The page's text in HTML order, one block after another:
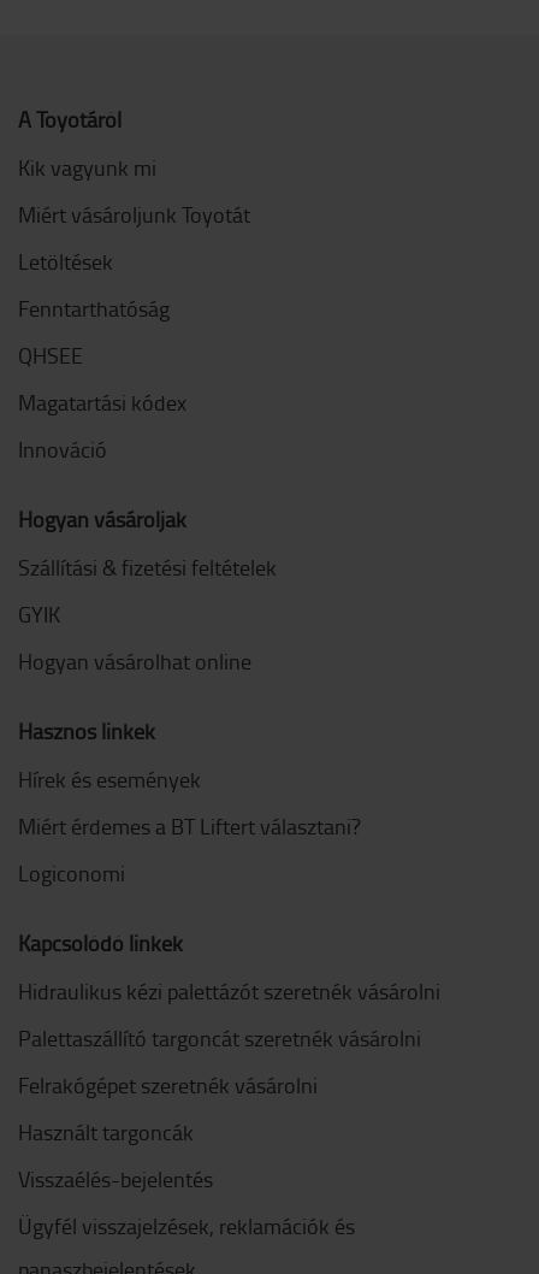
A Toyotáról
Kik vagyunk mi
Miért vásároljunk Toyotát
Letöltések
Fenntarthatóság
QHSEE
Magatartási kódex
Innováció
Hogyan vásároljak
Szállítási & fizetési feltételek
GYIK
Hogyan vásárolhat online
Hasznos linkek
Hírek és események
Miért érdemes a BT Liftert választani?
Logiconomi
Kapcsolódó linkek
Hidraulikus kézi palettázót szeretnék vásárolni
Palettaszállító targoncát szeretnék vásárolni
Felrakógépet szeretnék vásárolni
Használt targoncák
Visszaélés-bejelentés
Ügyfél visszajelzések, reklamációk és